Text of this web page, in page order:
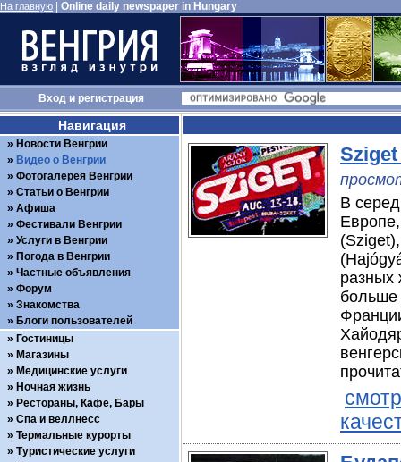
На главную Online daily newspaper in Hungary
Входи регистрация
В
разных
больше
Навигация
Новости Венгрии
Видео о Венгрии
Фотогалерея Венгрии
Статьи о Венгрии
Афиша
Фестивали Венгрии
Услуги в Венгрии
Погода в Венгрии
Частные объявления
Форум
Знакомства
Блоги пользователей
Гостиницы
Магазины
Медицинские услуги
Ночная жизнь
Рестораны, Кафе, Бары
Спа и веллнесс
Термальные курорты
Туристические услуги